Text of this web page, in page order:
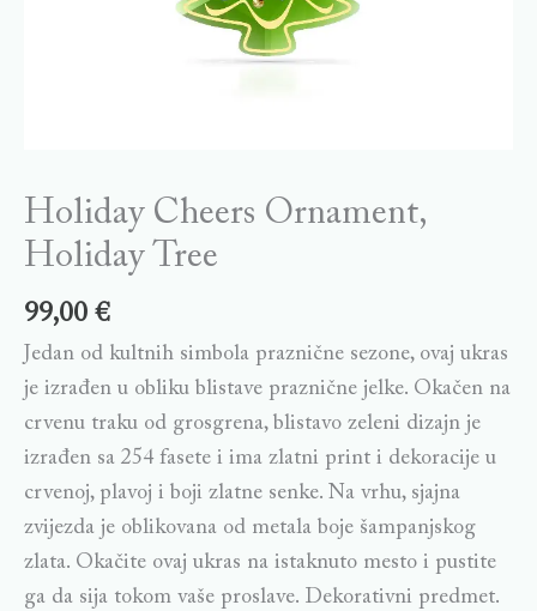
Holiday Cheers Ornament,
Holiday Tree
99,00 €
Jedan od kultnih simbola praznične sezone, ovaj ukras
je izrađen u obliku blistave praznične jelke. Okačen na
crvenu traku od grosgrena, blistavo zeleni dizajn je
izrađen sa 254 fasete i ima zlatni print i dekoracije u
crvenoj, plavoj i boji zlatne senke. Na vrhu, sjajna
zvijezda je oblikovana od metala boje šampanjskog
zlata. Okačite ovaj ukras na istaknuto mesto i pustite
ga da sija tokom vaše proslave. Dekorativni predmet.